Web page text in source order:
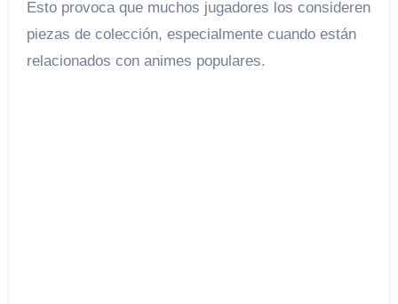
Esto provoca que muchos jugadores los consideren
piezas de colección, especialmente cuando están
relacionados con animes populares.